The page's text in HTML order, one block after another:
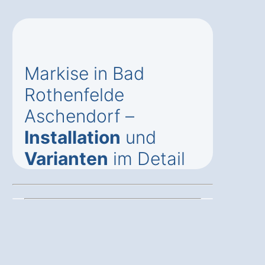
Markise in Bad
Rothenfelde
Aschendorf –
Installation und
Varianten im Detail